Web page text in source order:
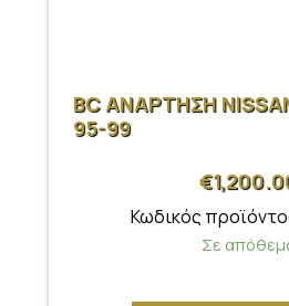
BC ΑΝΑΡΤΗΣΗ
95-99
€
Κωδικός
Σε